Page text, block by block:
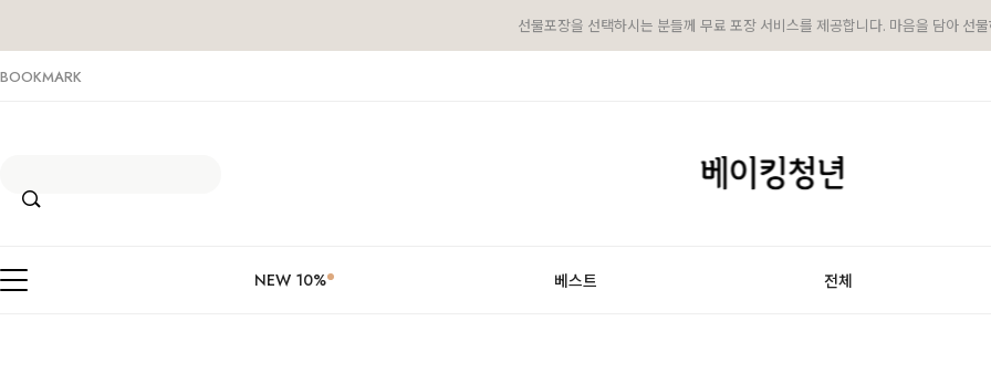
선물포장을 선택하시는 분들께 무료 포장 서비스를 제공합니다. 마음을 담아 선
BOOKMARK
NEW 10% 베스트 전체